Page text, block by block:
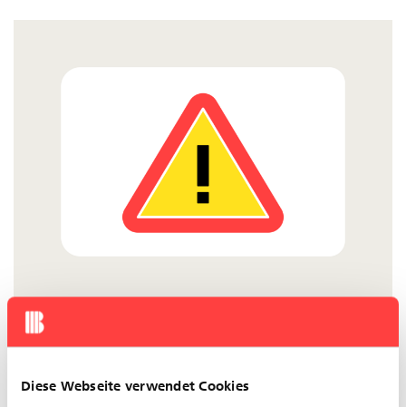
Diese Webseite verwendet Cookies
Aufgehoben: Unterbruch im Bereich Hohle Gasse